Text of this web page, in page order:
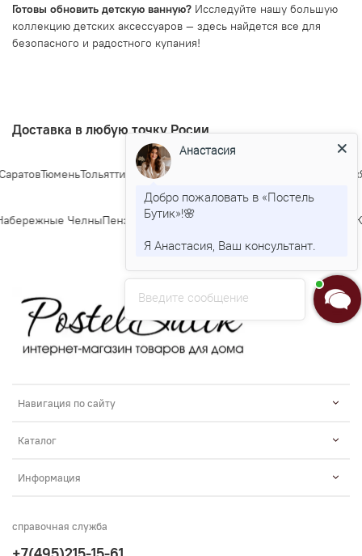
Готовы обновить детскую ванную? Исследуйте нашу большую
коллекцию детских аксессуаров — здесь найдется все для
безопасного и радостного купания!
Доставка в любую точку Росии
ТюменьТольяттиИжевскБарнаул
ЧелныПенза ЛипецкКиров
Навигация по сайту
Каталог
Информация
справочная служба
Введите сообщение
Анастасия
Добро пожаловать в «Постель
Бутик»!🌸
Я Анастасия, Ваш консультант.